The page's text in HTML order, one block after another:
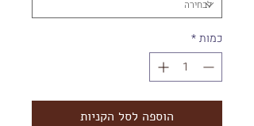
כמות*
הוספה לסל הקניות